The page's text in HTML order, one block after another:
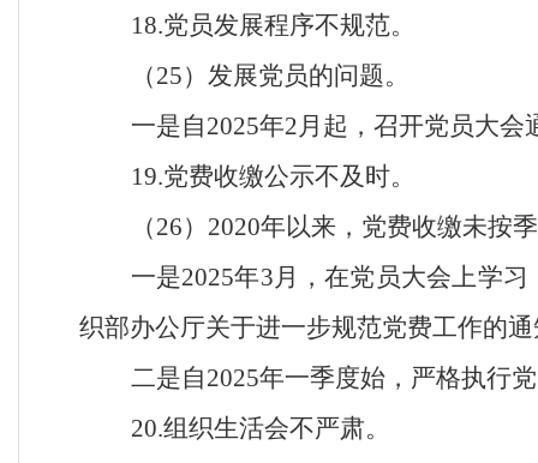
18.党员发展程序不规范。
（25）发展党员的问题。
一是自2025年2月起，召开党员大
19.党费收缴公示不及时。
（26）2020年以来，党费收缴未按
一是2025年3月，在党员大会上学
织部办公厅关于进一步规范党费工作的
二是自2025年一季度始，严格执行
20.组织生活会不严肃。